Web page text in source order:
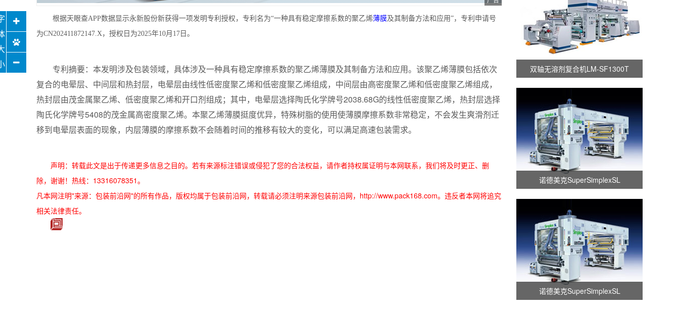
根据天眼查APP数据显示永新股份新获得一项发明专利授权，专利名为“一种具有稳定摩擦系数的聚乙烯薄膜及其制备方法和应用”，专利申请号
为CN202411872147.X，授权日为2025年10月17日。
专利摘要：本发明涉及包装领域，具体涉及一种具有稳定摩擦系数的聚乙烯薄膜及其制备方法和应用。该聚乙烯薄膜包括依次
复合的电晕层、中间层和热封层，电晕层由线性低密度聚乙烯和低密度聚乙烯组成，中间层由高密度聚乙烯和低密度聚乙烯组成，
热封层由茂金属聚乙烯、低密度聚乙烯和开口剂组成；其中，电晕层选择陶氏化学牌号2038.68G的线性低密度聚乙烯，热封层选择
陶氏化学牌号5408的茂金属高密度聚乙烯。本聚乙烯薄膜挺度优异，特殊树脂的使用使薄膜摩擦系数非常稳定，不会发生爽滑剂迁
移到电晕层表面的现象，内层薄膜的摩擦系数不会随着时间的推移有较大的变化，可以满足高速包装需求。
声明：转载此文是出于传递更多信息之目的。若有来源标注错误或侵犯了您的合法权益，请作者持权属证明与本网联系，我们将及时更正、删
除，谢谢！热线：13316078351。
凡本网注明"来源：包装前沿网"的所有作品，版权均属于包装前沿网，转载请必须注明来源包装前沿网，http://www.pack168.com。违反者本网将追究
相关法律责任。
双轴无溶剂复合机LM-SF1300T
诺德美克SuperSimplexSL
诺德美克SuperSimplexSL